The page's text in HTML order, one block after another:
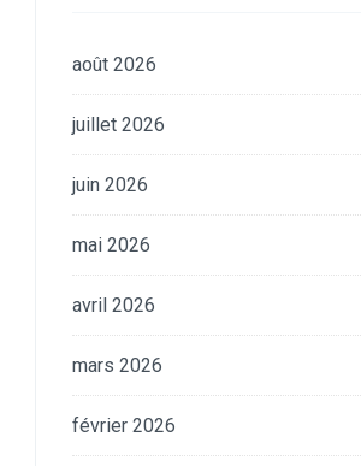
août 2026
juillet 2026
juin 2026
mai 2026
avril 2026
mars 2026
février 2026